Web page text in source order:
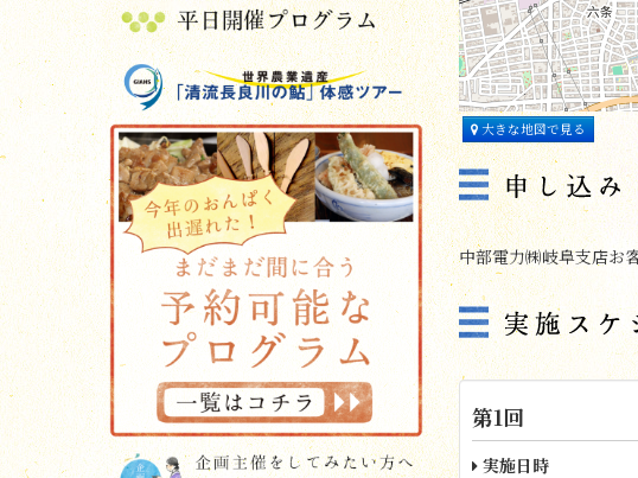
大きな地図で見る
中部電力㈱岐阜支店お
第1回
実施日時